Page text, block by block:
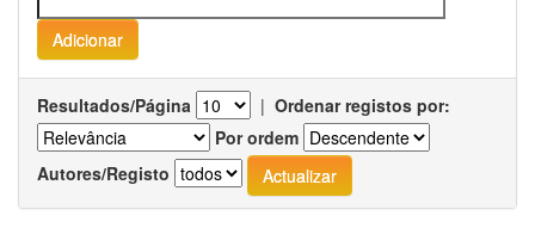
Resultados/Página | Ordenar registos por:
Por ordem
Autores/Registo